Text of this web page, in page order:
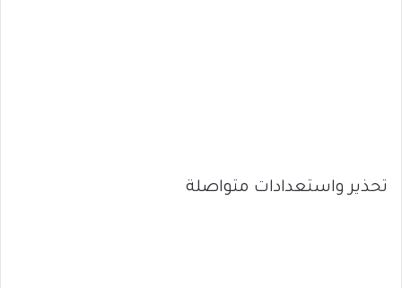
تحذير واستعدادات متواصلة